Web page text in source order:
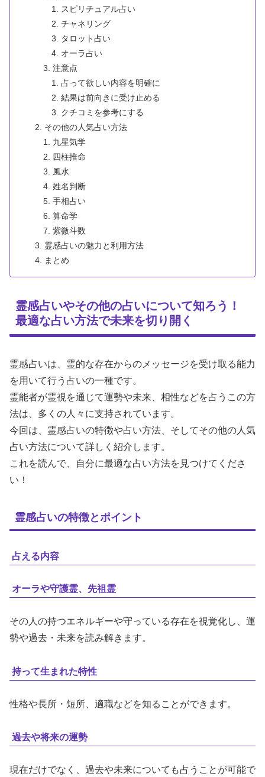
スピリチュアル占い
チャネリング
タロット占い
オーラ占い
注意点
占って欲しい内容を明確に
結果は前向きに受け止める
クチコミを参考にする
その他の人気占い方法
九星気学
四柱推命
風水
姓名判断
手相占い
算命学
紫微斗数
霊感占いの魅力と利用方法
まとめ
霊感占いやその他の占いについて知ろう！
最適な占い方法で未来を切り開く
霊感占いは、霊的な存在からのメッセージを受け取る能力
を用いて行う占いの一種です。
霊能者が霊視を通じて運勢や未来、相性などを占うこの方
法は、多くの人々に支持されています。
今回は、霊感占いの特徴や占い方法、そしてその他の人気
占い方法について詳しく紹介します。
これを読んで、自分に最適な占い方法を見つけてくださ
い！
霊感占いの特徴とポイント
占える内容
オーラや守護霊、先祖霊
その人の持つエネルギーや守っている存在を視覚化し、運
勢や過去・未来を読み解きます。
持って生まれた特性
性格や長所・短所、適職などを知ることができます。
過去や将来の運勢
現在だけでなく、過去や未来についても占うことが可能で